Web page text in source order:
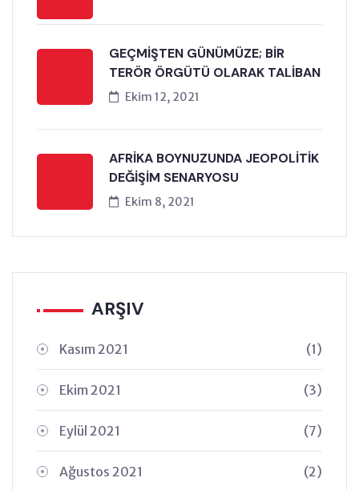
GEÇMİŞTEN GÜNÜMÜZE; BİR
TERÖR ÖRGÜTÜ OLARAK TALİBAN
Ekim 12, 2021
AFRİKA BOYNUZUNDA JEOPOLİTİK
DEĞİŞİM SENARYOSU
Ekim 8, 2021
ARŞIV
Kasım 2021 (1)
Ekim 2021 (3)
Eylül 2021 (7)
Ağustos 2021 (2)